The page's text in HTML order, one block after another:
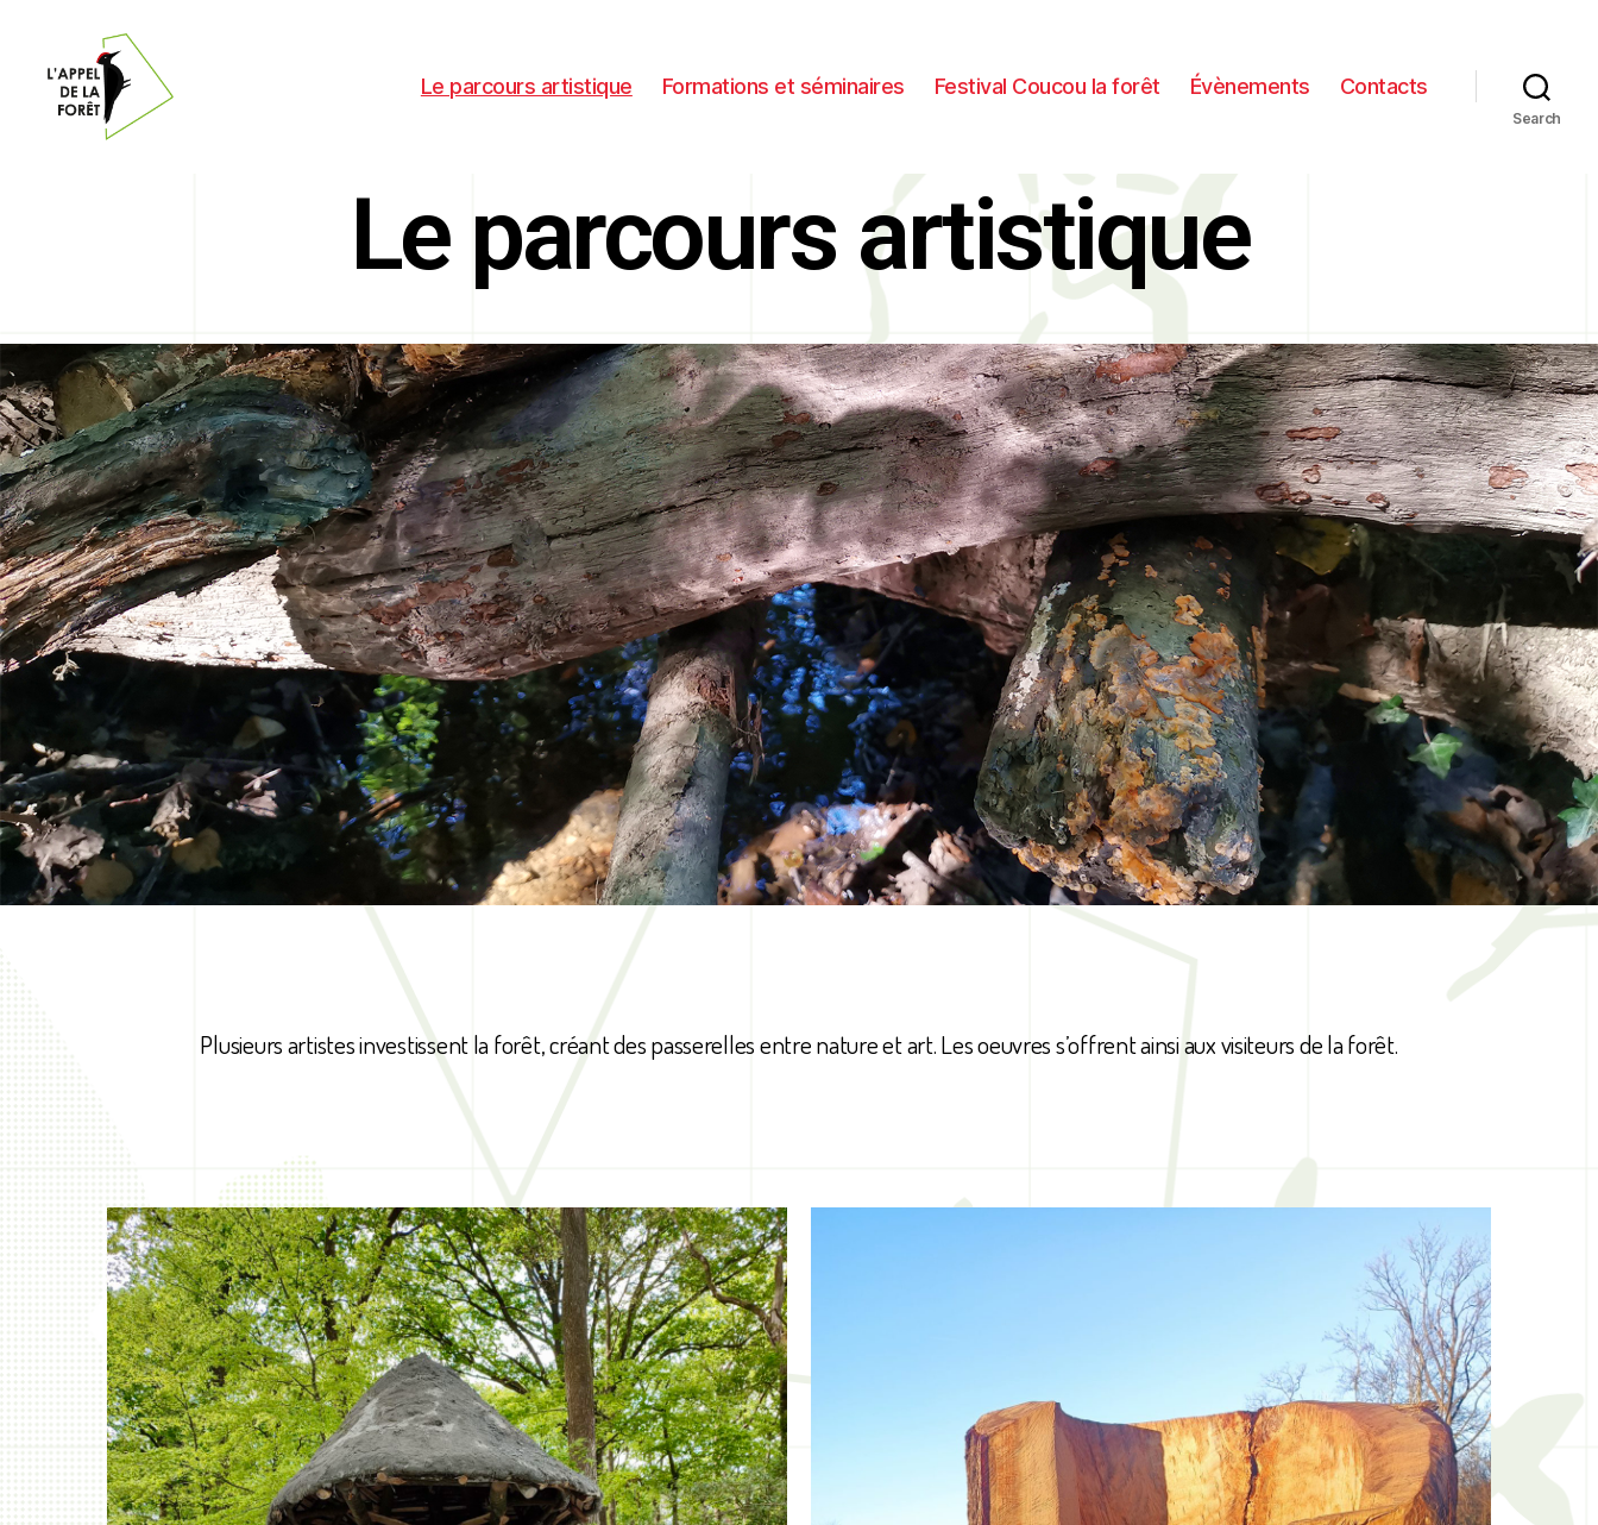
Le parcours artistique Formations et séminaires Festival Coucou la forêt Évènements Contacts
Search
Le parcours artistique
Plusieurs artistes investissent la forêt, créant des passerelles entre nature et art. Les oeuvres s’offrent ainsi aux visiteurs de la forêt.